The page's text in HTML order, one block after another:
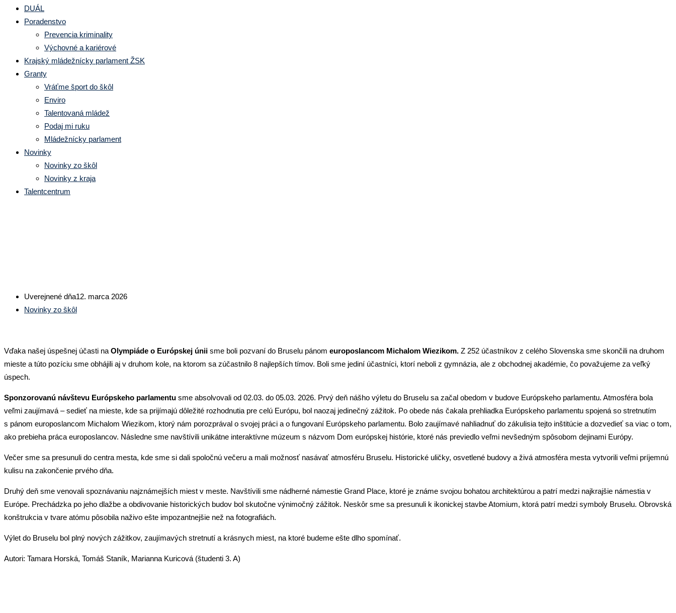
DUÁL
Poradenstvo
Prevencia kriminality
Výchovné a kariérové
Krajský mládežnícky parlament ŽSK
Granty
Vráťme šport do škôl
Enviro
Talentovaná mládež
Podaj mi ruku
Mládežnícky parlament
Novinky
Novinky zo škôl
Novinky z kraja
Talentcentrum
Uverejnené dňa12. marca 2026
Novinky zo škôl
Vďaka našej úspešnej účasti na Olympiáde o Európskej únii sme boli pozvaní do Bruselu pánom europoslancom Michalom Wiezikom. Z 252 účastníkov z celého Slovenska sme skončili na druhom
mieste a túto pozíciu sme obhájili aj v druhom kole, na ktorom sa zúčastnilo 8 najlepších tímov. Boli sme jediní účastníci, ktorí neboli z gymnázia, ale z obchodnej akadémie, čo považujeme za veľký
úspech.
Sponzorovanú návštevu Európskeho parlamentu sme absolvovali od 02.03. do 05.03. 2026. Prvý deň nášho výletu do Bruselu sa začal obedom v budove Európskeho parlamentu. Atmosféra bola
veľmi zaujímavá – sedieť na mieste, kde sa prijímajú dôležité rozhodnutia pre celú Európu, bol naozaj jedinečný zážitok. Po obede nás čakala prehliadka Európskeho parlamentu spojená so stretnutím
s pánom europoslancom Michalom Wiezikom, ktorý nám porozprával o svojej práci a o fungovaní Európskeho parlamentu. Bolo zaujímavé nahliadnuť do zákulisia tejto inštitúcie a dozvedieť sa viac o tom,
ako prebieha práca europoslancov. Následne sme navštívili unikátne interaktívne múzeum s názvom Dom európskej histórie, ktoré nás previedlo veľmi nevšedným spôsobom dejinami Európy.
Večer sme sa presunuli do centra mesta, kde sme si dali spoločnú večeru a mali možnosť nasávať atmosféru Bruselu. Historické uličky, osvetlené budovy a živá atmosféra mesta vytvorili veľmi príjemnú
kulisu na zakončenie prvého dňa.
Druhý deň sme venovali spoznávaniu najznámejších miest v meste. Navštívili sme nádherné námestie Grand Place, ktoré je známe svojou bohatou architektúrou a patrí medzi najkrajšie námestia v
Európe. Prechádzka po jeho dlažbe a obdivovanie historických budov bol skutočne výnimočný zážitok. Neskôr sme sa presunuli k ikonickej stavbe Atomium, ktorá patrí medzi symboly Bruselu. Obrovská
konštrukcia v tvare atómu pôsobila naživo ešte impozantnejšie než na fotografiách.
Výlet do Bruselu bol plný nových zážitkov, zaujímavých stretnutí a krásnych miest, na ktoré budeme ešte dlho spomínať.
Autori: Tamara Horská, Tomáš Staník, Marianna Kuricová (študenti 3. A)